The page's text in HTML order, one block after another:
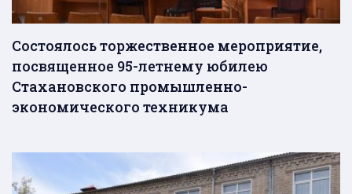
Состоялось торжественное мероприятие,
посвященное 95-летнему юбилею
Стахановского промышленно-
экономического техникума